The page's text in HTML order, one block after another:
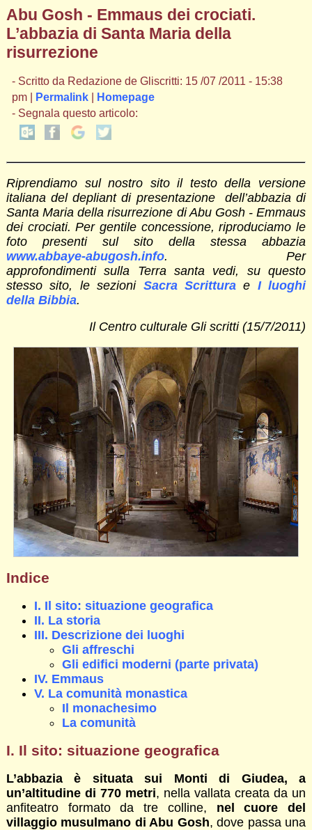
Abu Gosh - Emmaus dei crociati.
L’abbazia di Santa Maria della
risurrezione
- Scritto da Redazione de Gliscritti: 15 /07 /2011 - 15:38
pm |
Permalink|
Homepage
- Segnala questo articolo:
Riprendiamo sul nostro sito il testo della versione
italiana del depliant di presentazione dell’abbazia di
Santa Maria della risurrezione di Abu Gosh - Emmaus
dei crociati. Per gentile concessione, riproduciamo le
foto presenti sul sito della stessa abbazia
www.abbaye-abugosh.info. Per
approfondimenti sulla Terra santa vedi, su questo
stesso sito, le sezioni Sacra Scritturae I luoghi
della Bibbia.
Il Centro culturale Gli scritti (15/7/2011)
Indice
I. Il sito: situazione geografica
II. La storia
III. Descrizione dei luoghi
Gli affreschi
Gli edifici moderni (parte privata)
IV. Emmaus
V. La comunità monastica
Il monachesimo
La comunità
I. Il sito: situazione geografica
L’abbazia è situata sui Monti di Giudea, a
un’altitudine di 770 metri, nella vallata creata da un
anfiteatro formato da tre colline, nel cuore del
villaggio musulmano di Abu Gosh, dove passa una